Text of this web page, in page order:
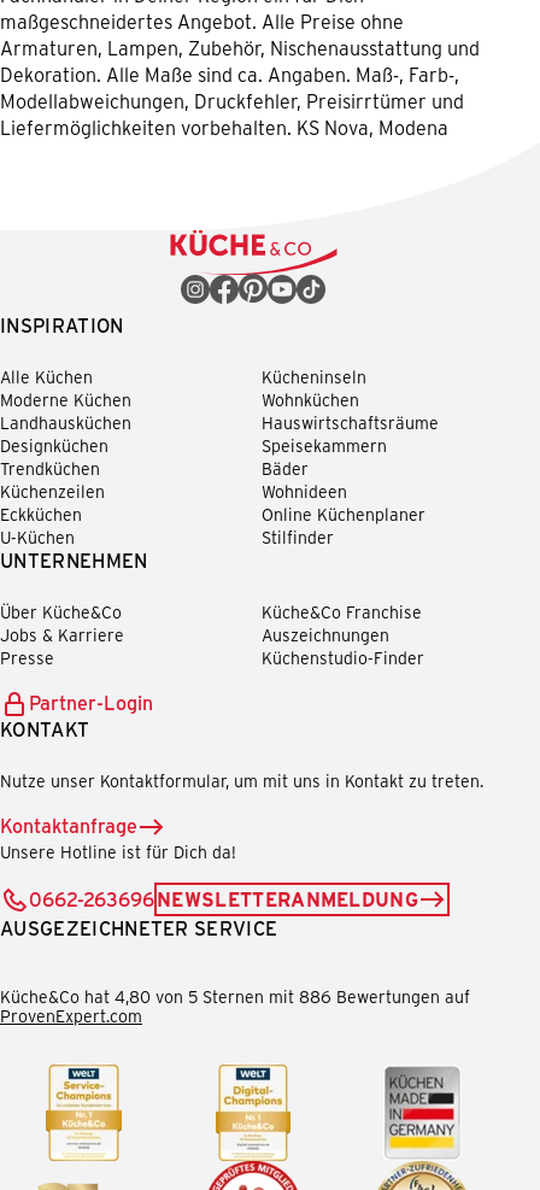
maßgeschneidertes Angebot. Alle Preise ohne
Armaturen, Lampen, Zubehör, Nischenausstattung und
Dekoration. Alle Maße sind ca. Angaben. Maß-, Farb-,
Modellabweichungen, Druckfehler, Preisirrtümer und
Liefermöglichkeiten vorbehalten. KS Nova, Modena
INSPIRATION
Alle Küchen
Moderne Küchen
Landhausküchen
Designküchen
Trendküchen
Küchenzeilen
Eckküchen
U-Küchen
Kücheninseln
Wohnküchen
Hauswirtschaftsräume
Speisekammern
Bäder
Wohnideen
Online Küchenplaner
Stilfinder
UNTERNEHMEN
Über Küche&Co
Jobs & Karriere
Presse
Küche&Co Franchise
Auszeichnungen
Küchenstudio-Finder
Partner-Login
KONTAKT
Nutze unser Kontaktformular, um mit uns in Kontakt zu treten.
Kontaktanfrage
Unsere Hotline ist für Dich da!
0662-263696NEWSLETTERANMELDUNG
AUSGEZEICHNETER SERVICE
Küche&Co hat 4,80 von 5 Sternen mit 886 Bewertungen auf
ProvenExpert.com